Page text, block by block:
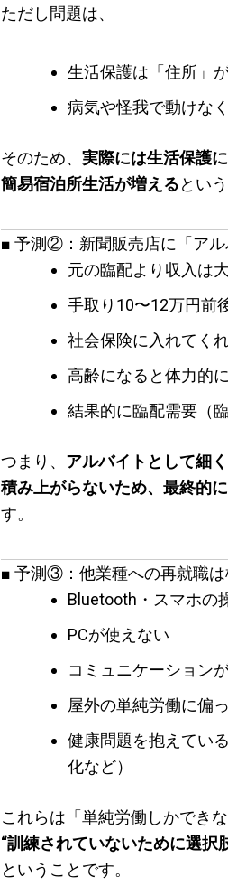
ただし問題は、
生活保護は「住所」
病気や怪我で動けな
そのため、 実際には生活保護
簡易宿泊所生活が増えるとい
■ 予測②：新聞販売店に「ア
元の臨配より収入は
手取り10〜12万円前
社会保険に入れてく
高齢になると体力的
結果的に臨配需要（
つまり、 アルバイトとして細
積み上がらないため、最終的
す。
■ 予測③：他業種への再就職
Bluetooth・スマホの
PCが使えない
コミュニケーション
屋外の単純労働に偏
健康問題を抱えてい
化など）
これらは「単純労働しかでき
“訓練されていないために選択
ということです。